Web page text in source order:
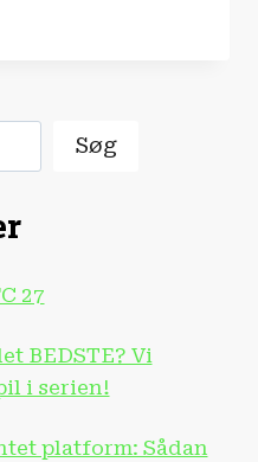
Søg
27
BEDSTE? Vi
i serien!
platform: Sådan